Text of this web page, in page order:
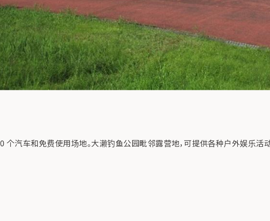
汽车和免费使用场地。大濑钓鱼公园毗邻露营地，可提供各种户外娱乐活